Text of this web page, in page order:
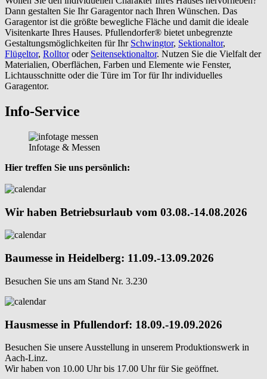
Dann gestalten Sie Ihr Garagentor nach Ihren Wünschen. Das
Garagentor ist die größte bewegliche Fläche und damit die ideale
Visitenkarte Ihres Hauses. Pfullendorfer® bietet unbegrenzte
Gestaltungsmöglichkeiten für Ihr Schwingtor, Sektionaltor,
Flügeltor, Rolltoroder Seitensektionaltor. Nutzen Sie die Vielfalt der
Materialien, Oberflächen, Farben und Elemente wie Fenster,
Lichtausschnitte oder die Türe im Tor für Ihr individuelles
Garagentor.
Info-Service
Infotage & Messen
Hier treffen Sie uns persönlich:
Wir haben Betriebsurlaub vom 03.08.-14.08.2026
Baumesse in Heidelberg: 11.09.-13.09.2026
Besuchen Sie uns am Stand Nr. 3.230
Hausmesse in Pfullendorf: 18.09.-19.09.2026
Besuchen Sie unsere Ausstellung in unserem Produktionswerk in
Aach-Linz.
Wir haben von 10.00 Uhr bis 17.00 Uhr für Sie geöffnet.